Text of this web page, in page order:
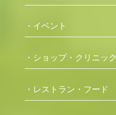
・イベント
・ショップ・クリニック
・レストラン・フード